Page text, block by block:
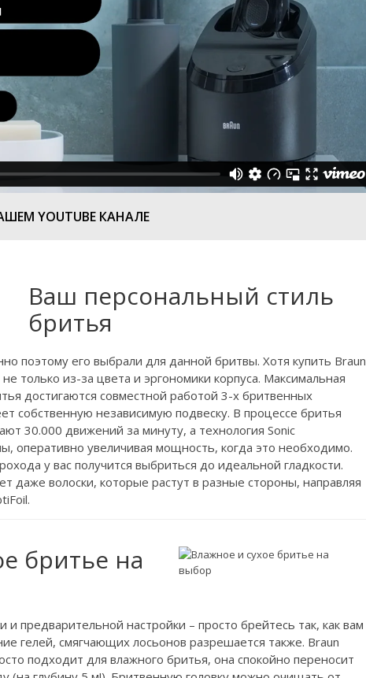
YOUTUBE КАНАЛЕ
Ваш персональный стиль
бритья
поэтому его выбрали для данной бритвы. Хотя купить Braun
только из-за цвета и эргономики корпуса. Максимальная
достигаются совместной работой 3-х бритвенных
собственную независимую подвеску. В процессе бритья
30.000 движений за минуту, а технология Sonic
оперативно увеличивая мощность, когда это необходимо.
у вас получится выбриться до идеальной гладкости.
даже волоски, которые растут в разные стороны, направляя
бритье на
и предварительной настройки – просто брейтесь так, как вам
гелей, смягчающих лосьонов разрешается также. Braun
подходит для влажного бритья, она спокойно переносит